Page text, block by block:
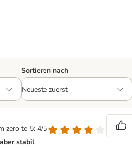
Sortieren nach
zero to 5: 4/5
stabil